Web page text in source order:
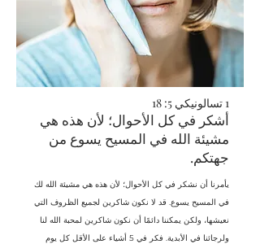
1 تسالونيكي 5: 18
أشكر في كل الأحوال؛ لأن هذه هي
مشيئة الله في المسيح يسوع من
جهتكم.
يأمرنا أن نشكر في كل الأحوال؛ لأن هذه هي مشيئة الله لك
في المسيح يسوع. قد لا نكون شاكرين لجميع الظروف التي
نعيشها، ولكن يمكننا دائمًا أن نكون شاكرين لمحبة الله لنا
ولرجائنا في الأبدية. فكر في 5 أشياء على الأقل كل يوم